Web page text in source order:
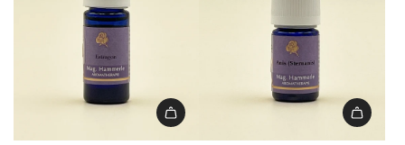
Estragon
Sternanisöl